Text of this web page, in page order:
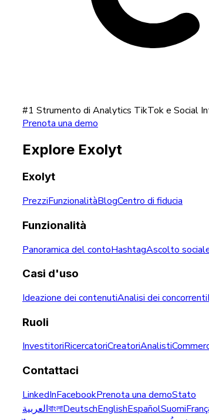
#1 Strumento di Analytics TikTok e Social
Prenota una demo
Explore Exolyt
Exolyt
PrezziFunzionalitàBlogCentro di fiducia
Funzionalità
Panoramica del contoHashtagAscolto
Casi d'uso
Ideazione dei contenutiAnalisi dei concorrenti
Ruoli
InvestitoriRicercatoriCreatoriAnalisti
Contattaci
LinkedInFacebookPrenota una demoStato
العربيةবাংলাDeutschEnglishEspañolSuomi